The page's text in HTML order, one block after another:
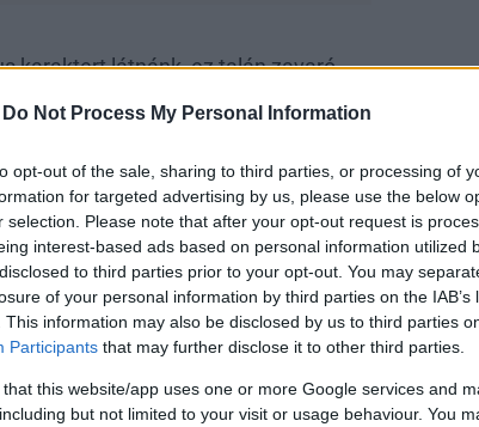
Do Not Process My Personal Information
opt-out of the sale, sharing to third parties, or processing of
for targeted advertising by us, please use the below
selection. Please note that after your opt-out request is
interest-based ads based on personal information utilized
to third parties prior to your opt-out. You may
of your personal information by third parties on the IAB’s
This information may also be disclosed by us to third parties
Participants that may further disclose it to other third parties.
that this website/app uses one or more Google services and
but not limited to your visit or usage behaviour. You
karaktert látnánk, ez talán zavaró
hogy Sarah Jessica Parker elfogadja
meg megjelenni sehol.
és New Yorkból
maga is tervezett már ilyen
látjuk. A szett remekül áll neki, de
most látjuk csak igazán, hogy
vékonykák!